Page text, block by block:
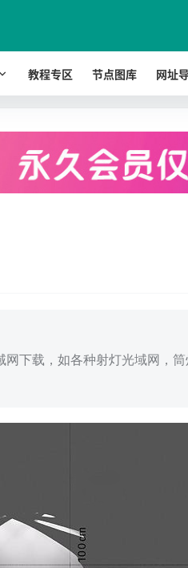
教程专区 节点图库 网址
下载，如各种射灯光域网，